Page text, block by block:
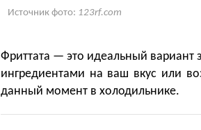
Источник фото: 123rf.com
Фриттата — это идеальный вариант
ингредиентами на ваш вкус или
данный момент в холодильнике.